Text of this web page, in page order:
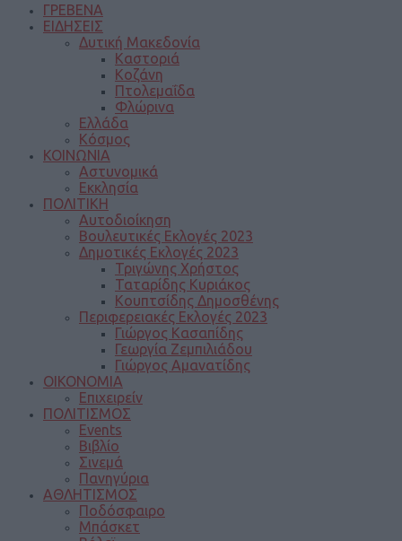
ΓΡΕΒΕΝΑ
ΕΙΔΗΣΕΙΣ
Δυτική Μακεδονία
Καστοριά
Κοζάνη
Πτολεμαΐδα
Φλώρινα
Ελλάδα
Κόσμος
ΚΟΙΝΩΝΙΑ
Αστυνομικά
Εκκλησία
ΠΟΛΙΤΙΚΗ
Αυτοδιοίκηση
Βουλευτικές Εκλογές 2023
Δημοτικές Εκλογές 2023
Τριγώνης Χρήστος
Ταταρίδης Κυριάκος
Κουπτσίδης Δημοσθένης
Περιφερειακές Εκλογές 2023
Γιώργος Κασαπίδης
Γεωργία Ζεμπιλιάδου
Γιώργος Αμανατίδης
ΟΙΚΟΝΟΜΙΑ
Επιχειρείν
ΠΟΛΙΤΙΣΜΟΣ
Events
Βιβλίο
Σινεμά
Πανηγύρια
ΑΘΛΗΤΙΣΜΟΣ
Ποδόσφαιρο
Μπάσκετ